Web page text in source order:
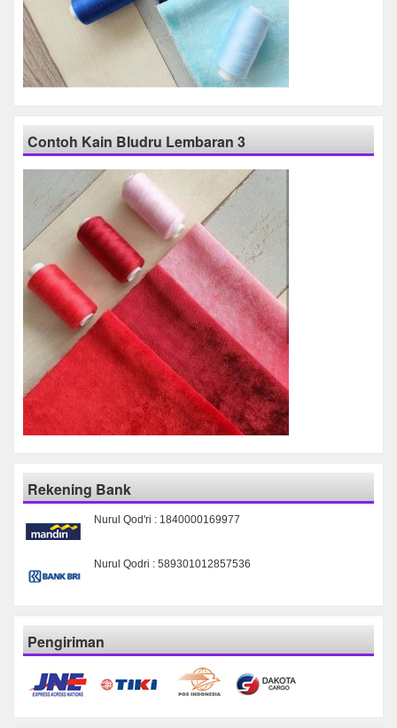
Contoh Kain Bludru Lembaran 3
Rekening Bank
Nurul Qod'ri : 1840000169977
Nurul Qodri : 589301012857536
Pengiriman